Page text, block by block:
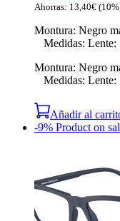
Ahorras: 13,40€
Montura: Negro
Medidas: Lente:
Montura: Negro
Medidas: Lente:
Añadir al
-9% Product on